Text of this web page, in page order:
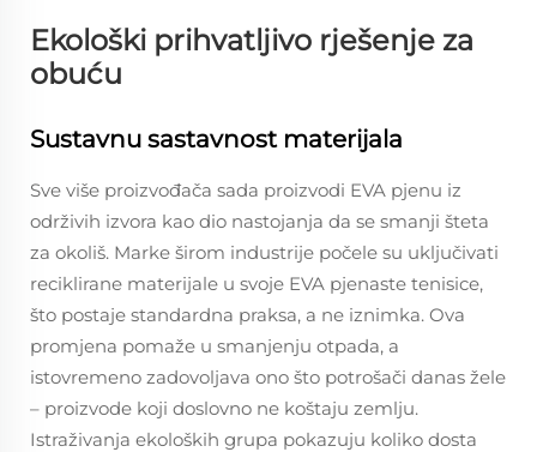
Ekološki prihvatljivo rješenje za
obuću
Sustavnu sastavnost materijala
Sve više proizvođača sada proizvodi EVA pjenu iz
održivih izvora kao dio nastojanja da se smanji šteta
za okoliš. Marke širom industrije počele su uključivati
reciklirane materijale u svoje EVA pjenaste tenisice,
što postaje standardna praksa, a ne iznimka. Ova
promjena pomaže u smanjenju otpada, a
istovremeno zadovoljava ono što potrošači danas žele
– proizvode koji doslovno ne koštaju zemlju.
Istraživanja ekoloških grupa pokazuju koliko dosta